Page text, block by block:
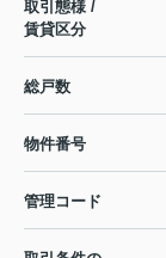
取引態様 /
賃貸区分
総戸数
物件番号
管理コード